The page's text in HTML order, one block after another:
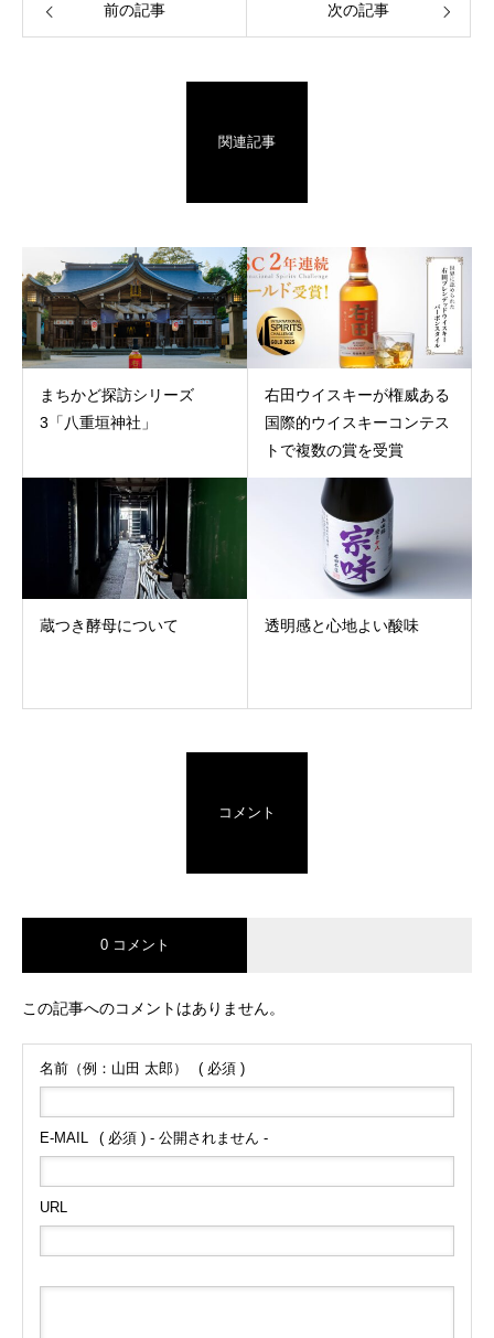
前の記事 次の記事
関連記事
まちかど探訪シリーズ
3「八重垣神社」
右田ウイスキーが権威ある
国際的ウイスキーコンテス
トで複数の賞を受賞
蔵つき酵母について 透明感と心地よい酸味
コメント
0 コメント
この記事へのコメントはありません。
名前（例：山田 太郎） ( 必須 )
E-MAIL ( 必須 ) - 公開されません -
URL